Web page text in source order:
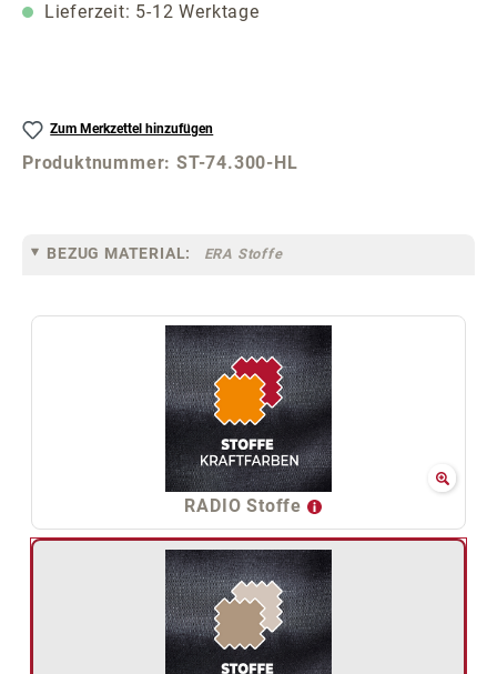
Lieferzeit: 5-12 Werktage
Zum Merkzettel hinzufügen
Produktnummer:ST-74.300-HL
BEZUG MATERIAL: ERA Stoffe
RADIO Stoffe